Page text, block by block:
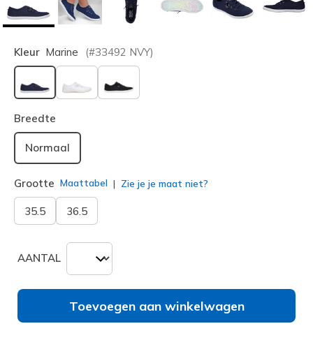
Kleur Marine (#33492 NVY)
geselecteerd
Breedte
Normaal
Grootte Maattabel Zie je je maat niet?
35.5 36.5
AANTAL
Toevoegen aan winkelwagen